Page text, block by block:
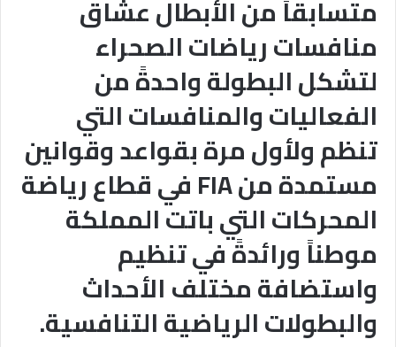
متسابقاً من الأبطال عشاق
منافسات رياضات الصحراء
لتشكل البطولة واحدةً من
الفعاليات والمنافسات التي
تنظم ولأول مرة بقواعد وقوانين
مستمدة من FIA في قطاع رياضة
المحركات التي باتت المملكة
موطناً ورائدةً في تنظيم
واستضافة مختلف الأحداث
والبطولات الرياضية التنافسية.